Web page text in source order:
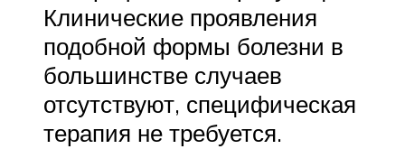
Клинические проявления
подобной формы болезни в
большинстве случаев
отсутствуют, специфическая
терапия не требуется.